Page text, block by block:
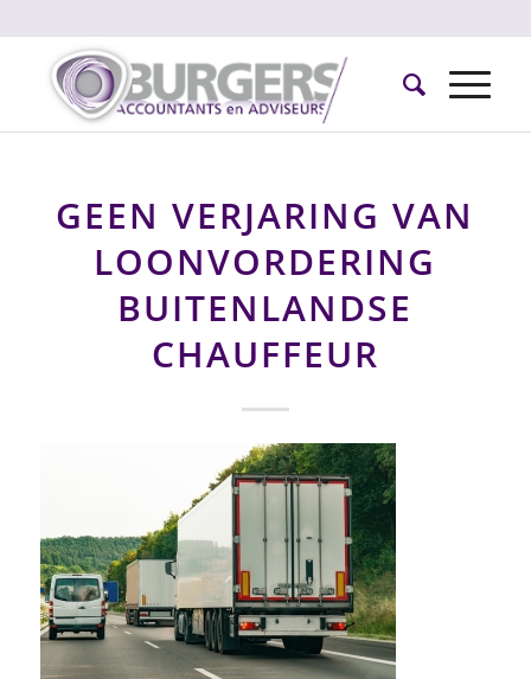
GEEN VERJARING VAN
LOONVORDERING
BUITENLANDSE
CHAUFFEUR